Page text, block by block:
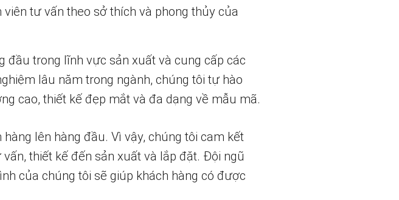
tư vấn theo sở thích và phong thủy của
đầu trong lĩnh vực sản xuất và cung cấp các
lâu năm trong ngành, chúng tôi tự hào
cao, thiết kế đẹp mắt và đa dạng về mẫu mã.
lên hàng đầu. Vì vậy, chúng tôi cam kết
thiết kế đến sản xuất và lắp đặt. Đội ngũ
của chúng tôi sẽ giúp khách hàng có được